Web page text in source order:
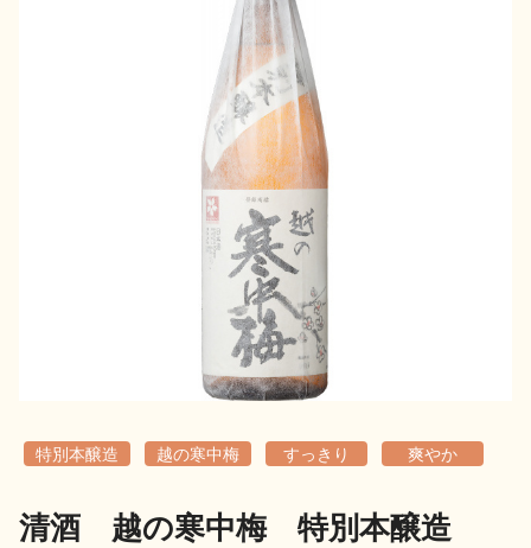
地酒カタログ
地酒解体新書
お楽しみコンテンツ
特別本醸造 越の寒中梅 すっきり 爽やか
清酒 越の寒中梅 特別本醸造